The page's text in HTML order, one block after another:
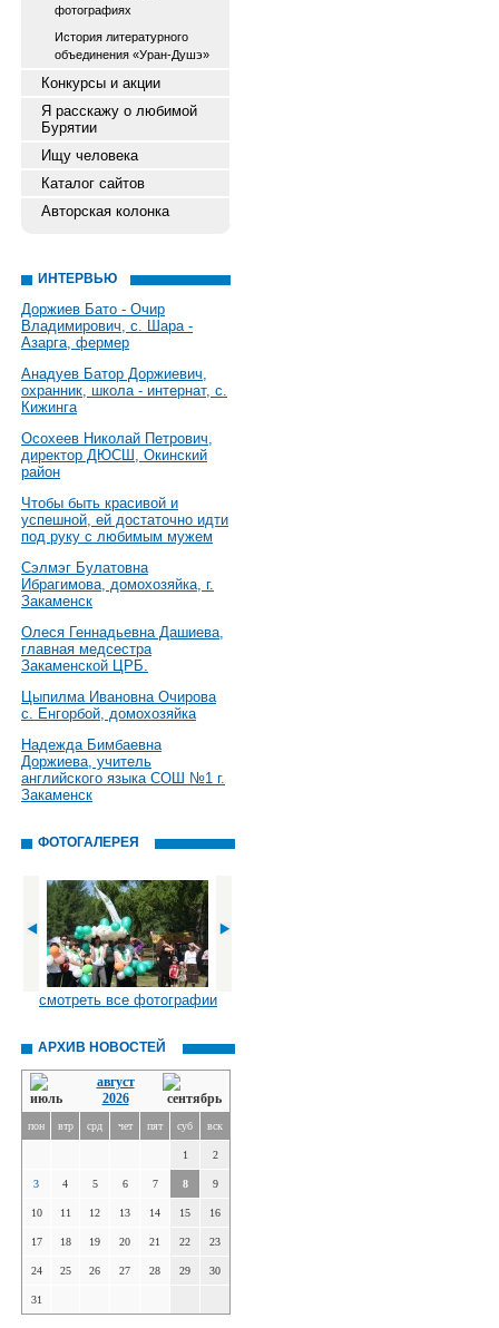
фотографиях
История литературного
объединения «Уран-Душэ»
Конкурсы и акции
Я расскажу о любимой
Бурятии
Ищу человека
Каталог сайтов
Авторская колонка
ИНТЕРВЬЮ
Доржиев Бато - Очир
Владимирович, с. Шара -
Азарга, фермер
Анадуев Батор Доржиевич,
охранник, школа - интернат, с.
Кижинга
Осохеев Николай Петрович,
директор ДЮСШ, Окинский
район
Чтобы быть красивой и
успешной, ей достаточно идти
под руку с любимым мужем
Сэлмэг Булатовна
Ибрагимова, домохозяйка, г.
Закаменск
Олеся Геннадьевна Дашиева,
главная медсестра
Закаменской ЦРБ.
Цыпилма Ивановна Очирова
с. Енгорбой, домохозяйка
Надежда Бимбаевна
Доржиева, учитель
английского языка СОШ №1 г.
Закаменск
ФОТОГАЛЕРЕЯ
смотреть все фотографии
АРХИВ НОВОСТЕЙ
август
2026
пон втр срд чет пят суб вск
1 2
3 4 5 6 7 8 9
10 11 12 13 14 15 16
17 18 19 20 21 22 23
24 25 26 27 28 29 30
31